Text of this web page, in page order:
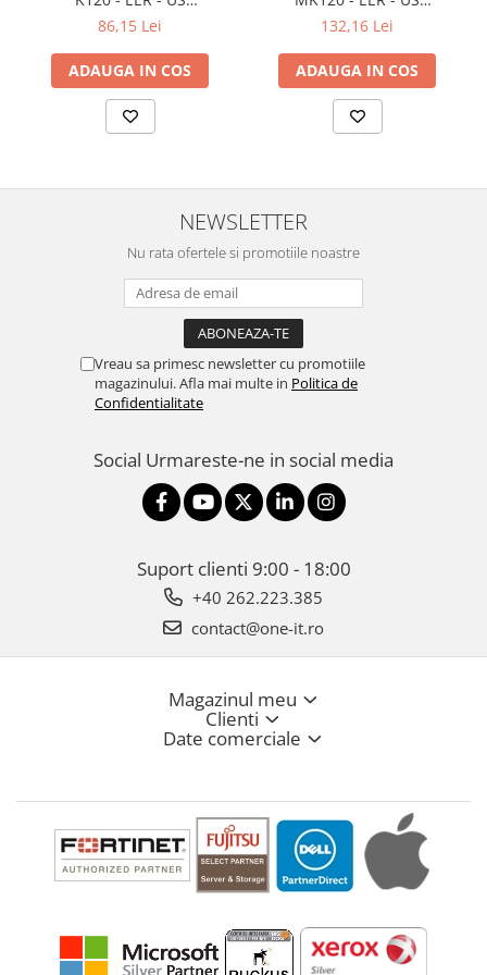
Multiboard & Accessorii
Multimedia
Foto & Video
International layout
86,15 Lei
ADAUGA IN COS
International layout
132,16 Lei
ADAUGA IN COS
NEWSLETTER
Nu rata ofertele si promotiile noastre
Vreau sa primesc newsletter cu promotiile
magazinului. Afla mai multe in Politica de
Confidentialitate
Social Urmareste-ne in social media
Suport clienti 9:00 - 18:00
+40 262.223.385
contact@one-it.ro
Magazinul meu
Clienti
Date comerciale